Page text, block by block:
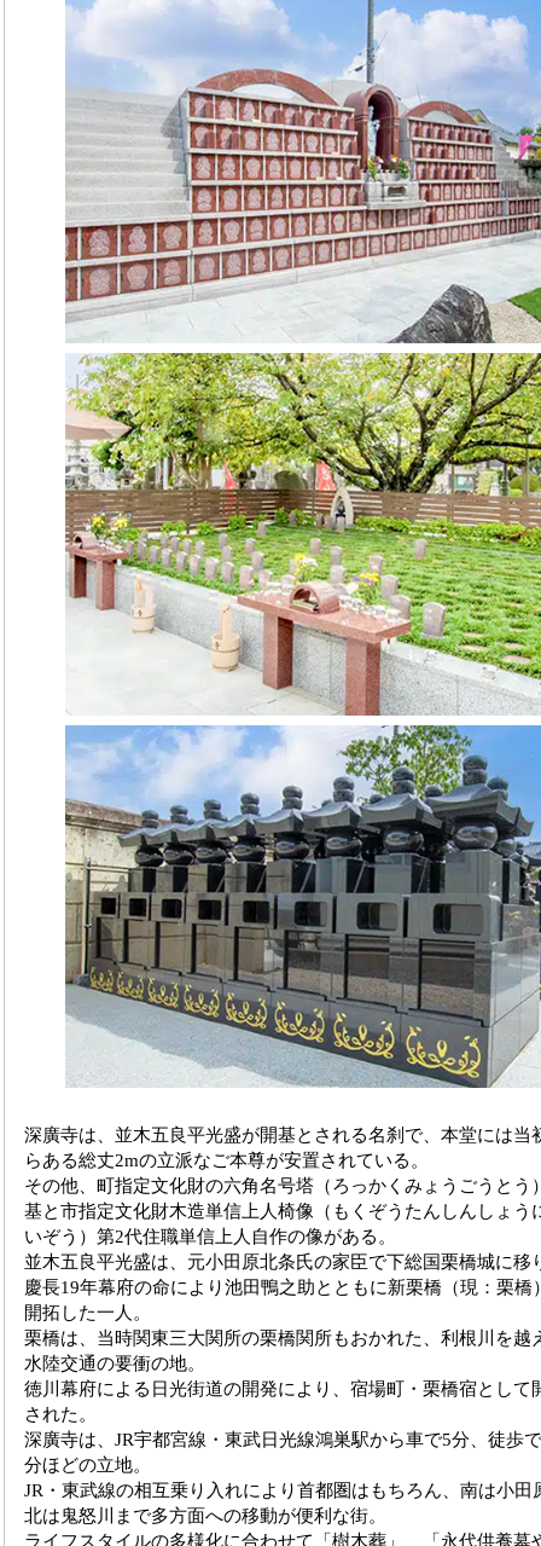
深廣寺は、並木五良平光盛が開基とされる名刹で、本堂には当
らある総丈2mの立派なご本尊が安置されている。
その他、町指定文化財の六角名号塔（ろっかくみょうごうとう
基と市指定文化財木造単信上人椅像（もくぞうたんしんしょう
いぞう）第2代住職単信上人自作の像がある。
並木五良平光盛は、元小田原北条氏の家臣で下総国栗橋城に移
慶長19年幕府の命により池田鴨之助とともに新栗橋（現：栗橋
開拓した一人。
栗橋は、当時関東三大関所の栗橋関所もおかれた、利根川を越
水陸交通の要衝の地。
徳川幕府による日光街道の開発により、宿場町・栗橋宿として
された。
深廣寺は、JR宇都宮線・東武日光線鴻巣駅から車で5分、徒歩
分ほどの立地。
JR・東武線の相互乗り入れにより首都圏はもちろん、南は小田
北は鬼怒川まで多方面への移動が便利な街。
ライフスタイルの多様化に合わせて「樹木葬」、「永代供養墓